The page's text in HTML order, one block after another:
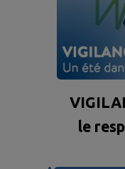
le